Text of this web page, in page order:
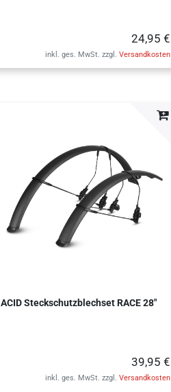
24,95 €
inkl. ges. MwSt. zzgl. Versandkosten
ACID Steckschutzblechset RACE 28"
39,95 €
inkl. ges. MwSt. zzgl. Versandkosten